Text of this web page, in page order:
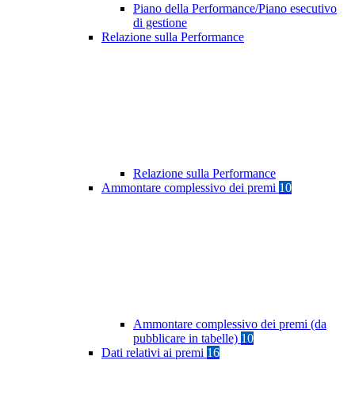
Piano della Performance/Piano esecutivo
di gestione
Relazione sulla Performance
Relazione sulla Performance
Ammontare complessivo dei premi 10
Ammontare complessivo dei premi (da
pubblicare in tabelle) 10
Dati relativi ai premi 16